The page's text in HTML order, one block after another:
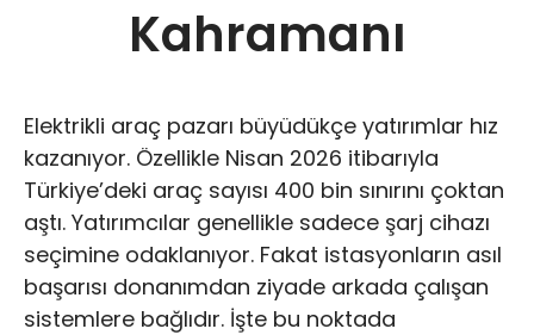
Kahramanı
Elektrikli araç pazarı büyüdükçe yatırımlar hız
kazanıyor. Özellikle Nisan 2026 itibarıyla
Türkiye’deki araç sayısı 400 bin sınırını çoktan
aştı. Yatırımcılar genellikle sadece şarj cihazı
seçimine odaklanıyor. Fakat istasyonların asıl
başarısı donanımdan ziyade arkada çalışan
sistemlere bağlıdır. İşte bu noktada